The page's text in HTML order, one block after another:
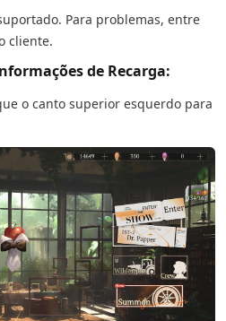
Para problemas, entre
cliente.
de Recarga:
o canto superior esquerdo para